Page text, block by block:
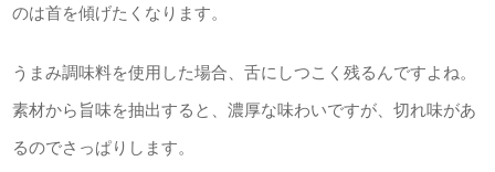
のは首を傾げたくなります。
うまみ調味料を使用した場合、舌にしつこく残るんですよね。
素材から旨味を抽出すると、濃厚な味わいですが、切れ味があ
るのでさっぱりします。